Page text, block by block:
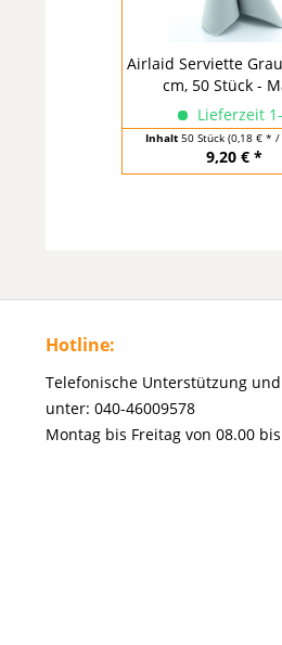
Airlaid Serviette
cm, 50 Stück -
Lieferzeit
Inhalt 50 Stück (0,18 € * /
9,20 € *
Hotline:
Telefonische Unterstützung
unter: 040-46009578
Montag bis Freitag von 08.00